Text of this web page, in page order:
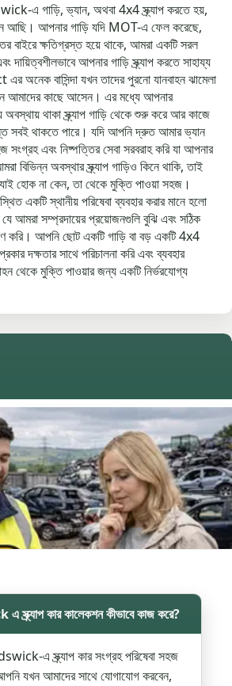
এ গাড়ি, ভ্যান, অথবা 4x4 স্ক্র্যাপ করতে হয়,
আছি। আপনার গাড়ি যদি MOT-এ ফেল করেছে,
বাইরে ক্ষতিগ্রস্ত হয়ে থাকে, আমরা একটি সরল
দায়িত্বশীলভাবে আপনার গাড়ি স্ক্র্যাপ করতে সাহায্য
বাসিন্দা যখন তাদের পুরনো যানবাহন ঝামেলা
আমাদের কাছে আসেন। এর মধ্যে আপনার
থাকা স্ক্র্যাপ গাড়ি থেকে শুরু করে আর কাজে
সবই থাকতে পারে। যদি আপনি দ্রুত আমার ভ্যান
সংগ্রহ এবং নিষ্পত্তির সেবা সরবরাহ করি যা আপনার
বিভিন্ন অবস্থার স্ক্র্যাপ গাড়িও কিনে থাকি, তাই
হোক না কেন, তা থেকে মুক্তি পাওয়া সহজ।
স্থানীয় পরিষেবা ব্যবহার করার মানে হলো
যে আমরা সম্প্রদায়ের প্রয়োজনগুলি বুঝি এবং সঠিক
করি। আপনি ছোট একটি গাড়ি বা বড় একটি 4x4
দক্ষতার সাথে পরিচালনা করি এবং ব্যবহার
থেকে মুক্তি পাওয়ার জন্য একটি নির্ভরযোগ্য
কার কালেকশন কীভাবে কাজ করে?
এ স্ক্র্যাপ কার সংগ্রহ পরিষেবা সহজ
যখন আমাদের সাথে যোগাযোগ করবেন,